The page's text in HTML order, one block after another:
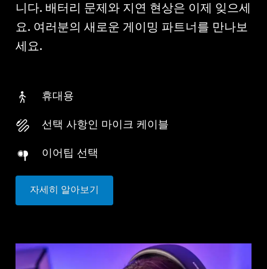
니다. 배터리 문제와 지연 현상은 이제 잊으세
요. 여러분의 새로운 게이밍 파트너를 만나보
세요.
휴대용
선택 사항인 마이크 케이블
이어팁 선택
자세히 알아보기